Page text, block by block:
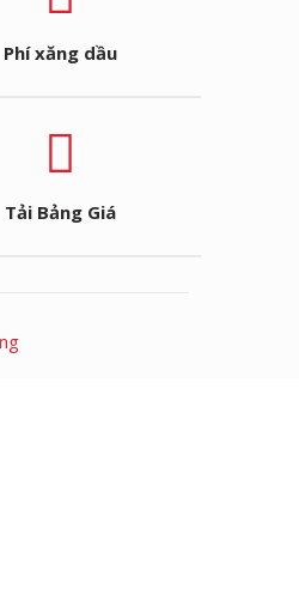
Phí xăng dầu
Tải Bảng Giá